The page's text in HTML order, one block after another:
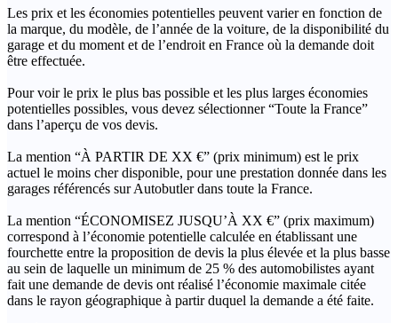
Les prix et les économies potentielles peuvent varier en fonction de
la marque, du modèle, de l’année de la voiture, de la disponibilité du
garage et du moment et de l’endroit en France où la demande doit
être effectuée.
Pour voir le prix le plus bas possible et les plus larges économies
potentielles possibles, vous devez sélectionner “Toute la France”
dans l’aperçu de vos devis.
La mention “À PARTIR DE XX €” (prix minimum) est le prix
actuel le moins cher disponible, pour une prestation donnée dans les
garages référencés sur Autobutler dans toute la France.
La mention “ÉCONOMISEZ JUSQU’À XX €” (prix maximum)
correspond à l’économie potentielle calculée en établissant une
fourchette entre la proposition de devis la plus élevée et la plus basse
au sein de laquelle un minimum de 25 % des automobilistes ayant
fait une demande de devis ont réalisé l’économie maximale citée
dans le rayon géographique à partir duquel la demande a été faite.